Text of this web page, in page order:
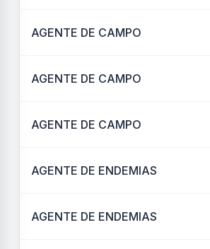
AGENTE DE CAMPO
AGENTE DE CAMPO
AGENTE DE CAMPO
AGENTE DE ENDEMIAS
AGENTE DE ENDEMIAS